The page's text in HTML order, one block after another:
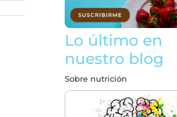
Lo último en
nuestro blog
Sobre nutrición